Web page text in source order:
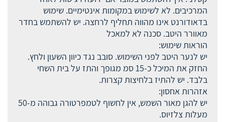
המרכיבים. לא לשימוש במקומות אינטימיים. שימוש
בדאודורנט אינו מהווה תחליף לרחצה. יש להשתמש בחדר
מאוורר היטב. סכנה לא למאכל
הוראות שימוש:
יש לנער היטב לפני השימוש. סובב נגד כיוון השעון ולחץ.
החזק את המיכל כ-15 סמ מגופך והתז על בית השחי
בלבד. יש להתיז בלחיצות קצרות.
אזהרות אחסון:
יש להגן מאור השמש, אין לחשוף לטמפרטורה גבוהה מ-50
מעלות צלזיוס.